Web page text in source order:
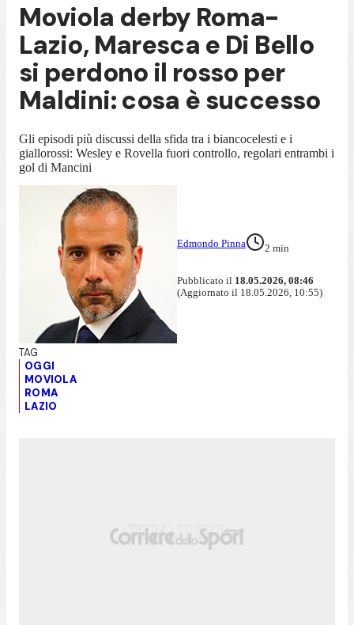
Moviola derby Roma-
Lazio, Maresca e Di Bello
si perdono il rosso per
Maldini: cosa è successo
Gli episodi più discussi della sfida tra i biancocelesti e i
giallorossi: Wesley e Rovella fuori controllo, regolari entrambi i
gol di Mancini
Edmondo Pinna 2 min
Pubblicato il 18.05.2026, 08:46
(Aggiornato il 18.05.2026, 10:55)
OGGI
MOVIOLA
ROMA
LAZIO